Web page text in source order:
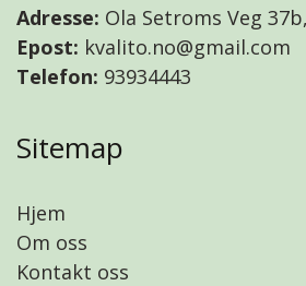
Adresse: Ola Setroms Veg
Epost: kvalito.no@gmail.com
Telefon: 93934443
Sitemap
Hjem
Om oss
Kontakt oss